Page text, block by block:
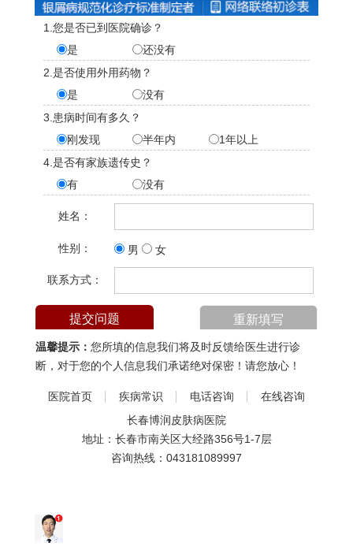
1.您是否已到医院确诊？
是
还没有
2.是否使用外用药物？
是
没有
3.患病时间有多久？
刚发现
半年内
1年以上
4.是否有家族遗传史？
有
没有
姓名：
性别： 男 女
联系方式：
温馨提示： 您所填的信息我们将及时反馈给医生进行诊
断，对于您的个人信息我们承诺绝对保密！请您放心！
医院首页 疾病常识 电话咨询
在线咨询
长春博润皮肤病医院
地址：长春市南关区大经路356号1-7层
咨询热线： 043181089997